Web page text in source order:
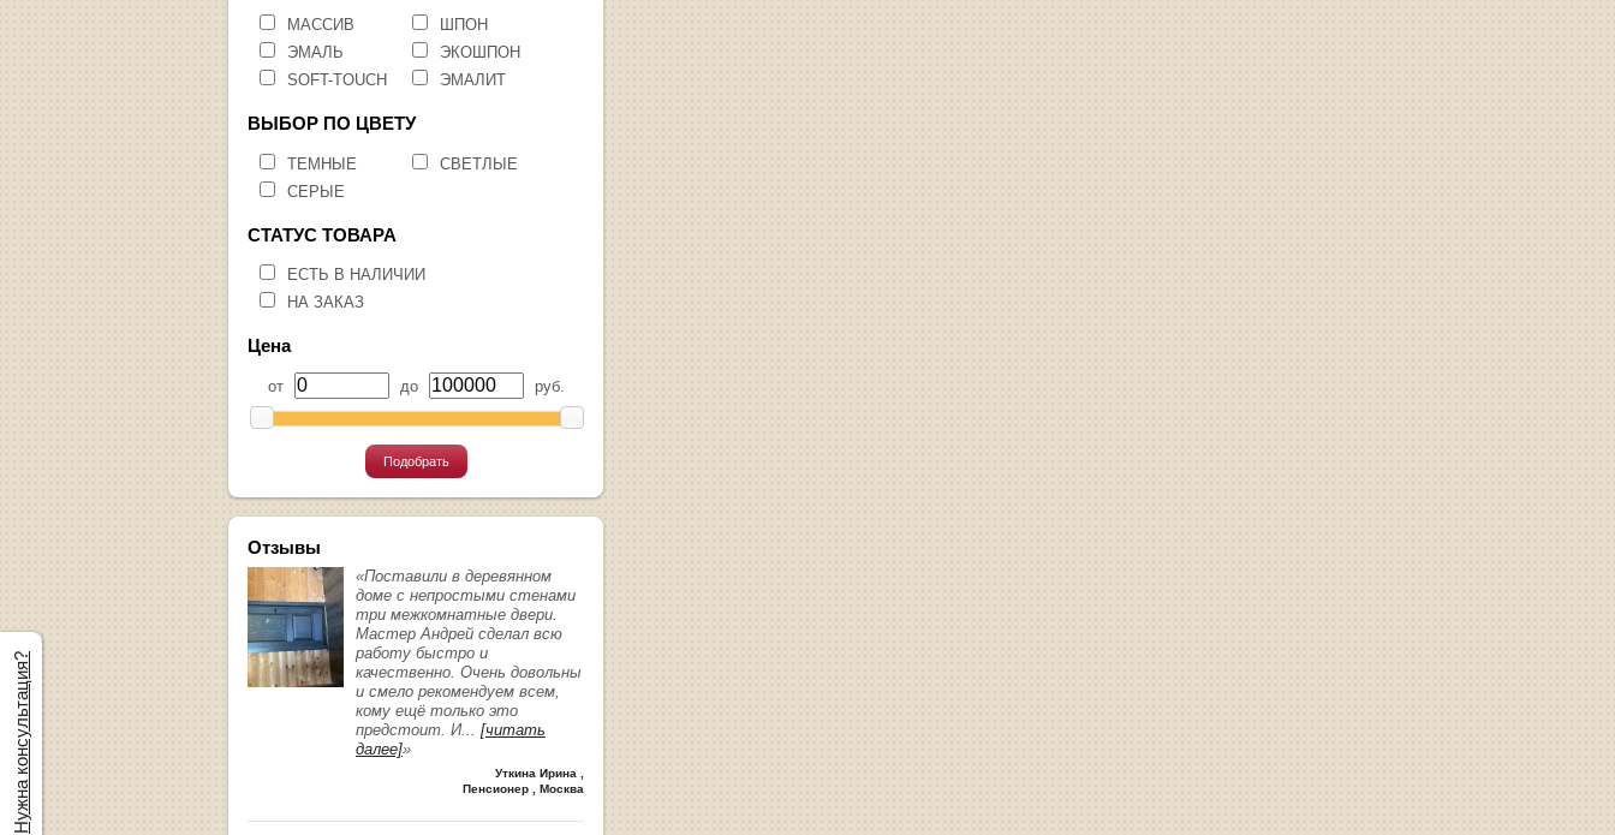
МАССИВ
ШПОН
ЭМАЛЬ
ЭКОШПОН
SOFT-TOUCH
ЭМАЛИТ
ВЫБОР ПО ЦВЕТУ
ТЕМНЫЕ
СВЕТЛЫЕ
СЕРЫЕ
СТАТУС ТОВАРА
ЕСТЬ В НАЛИЧИИ
НА ЗАКАЗ
Цена
от до руб.
Подобрать
Отзывы
«Поставили в деревянном
доме с непростыми стенами
три межкомнатные двери.
Мастер Андрей сделал всю
работу быстро и
качественно. Очень довольны
и смело рекомендуем всем,
кому ещё только это
предстоит. И... [читать
далее]»
Уткина Ирина ,
Пенсионер , Москва
Нужна консультация?